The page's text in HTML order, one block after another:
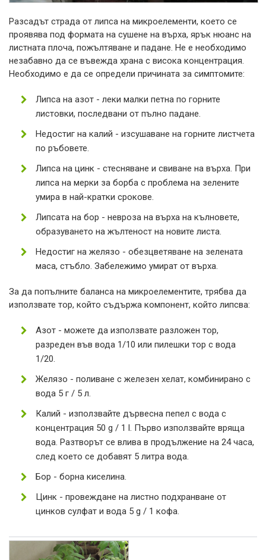
Разсадът страда от липса на микроелементи, което се
проявява под формата на сушене на върха, ярък нюанс на
листната плоча, пожълтяване и падане. Не е необходимо
незабавно да се въвежда храна с висока концентрация.
Необходимо е да се определи причината за симптомите:
Липса на азот - леки малки петна по горните
листовки, последвани от пълно падане.
Недостиг на калий - изсушаване на горните листчета
по ръбовете.
Липса на цинк - стесняване и свиване на върха. При
липса на мерки за борба с проблема на зелените
умира в най-кратки срокове.
Липсата на бор - невроза на върха на кълновете,
образуването на жълтеност на новите листа.
Недостиг на желязо - обезцветяване на зелената
маса, стъбло. Забележимо умират от върха.
За да попълните баланса на микроелементите, трябва да
използвате тор, който съдържа компонент, който липсва:
Азот - можете да използвате разложен тор,
разреден във вода 1/10 или пилешки тор с вода
1/20.
Желязо - поливане с железен хелат, комбинирано с
вода 5 г / 5 л.
Калий - използвайте дървесна пепел с вода с
концентрация 50 g / 1 l. Първо използвайте вряща
вода. Разтворът се влива в продължение на 24 часа,
след което се добавят 5 литра вода.
Бор - борна киселина.
Цинк - провеждане на листно подхранване от
цинков сулфат и вода 5 g / 1 кофа.